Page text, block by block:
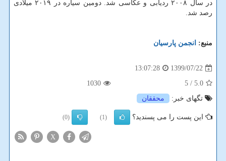
در سال ۲۰۰۸ ردیابی و عکاسی شد. دومین سیاره در ۲۰۱۹ میلادی
رصد شد.
منبع: انجمن پارسیان
1399/07/22
13:07:28
5.0
/ 5
1030
تگهای خبر:
محققان
این پست را می پسندید؟ (1)
(0)
X